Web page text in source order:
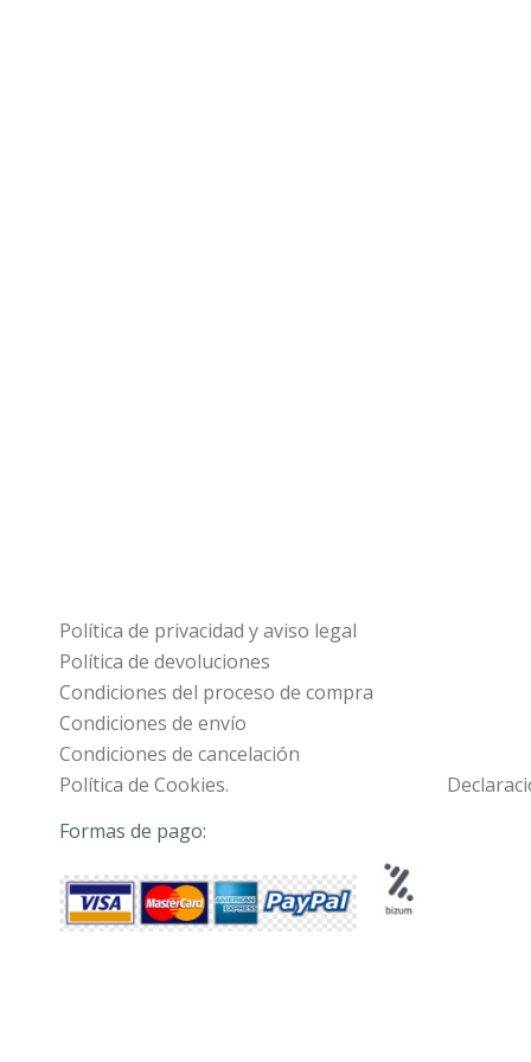
Política de privacidad y aviso legal
Política de devoluciones
Condiciones del proceso de compra
Condiciones de envío
Condiciones de cancelación
Política de Cookies.
Formas de pago: